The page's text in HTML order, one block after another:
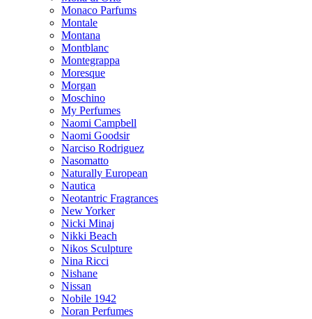
Monaco Parfums
Montale
Montana
Montblanc
Montegrappa
Moresque
Morgan
Moschino
My Perfumes
Naomi Campbell
Naomi Goodsir
Narciso Rodriguez
Nasomatto
Naturally European
Nautica
Neotantric Fragrances
New Yorker
Nicki Minaj
Nikki Beach
Nikos Sculpture
Nina Ricci
Nishane
Nissan
Nobile 1942
Noran Perfumes